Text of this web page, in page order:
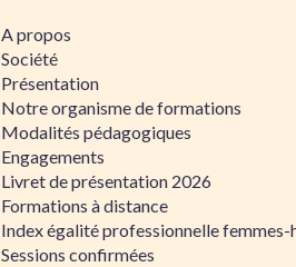
A propos
Société
Présentation
Notre organisme de formations
Modalités pédagogiques
Engagements
Livret de présentation 2026
Formations à distance
Index égalité professionnelle femmes-
Sessions confirmées